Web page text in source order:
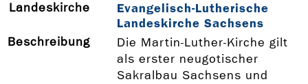
Landeskirche
Evangelisch-Lutherische
Landeskirche Sachsens
Beschreibung
Die Martin-Luther-Kirche gilt
als erster neugotischer
Sakralbau Sachsens und